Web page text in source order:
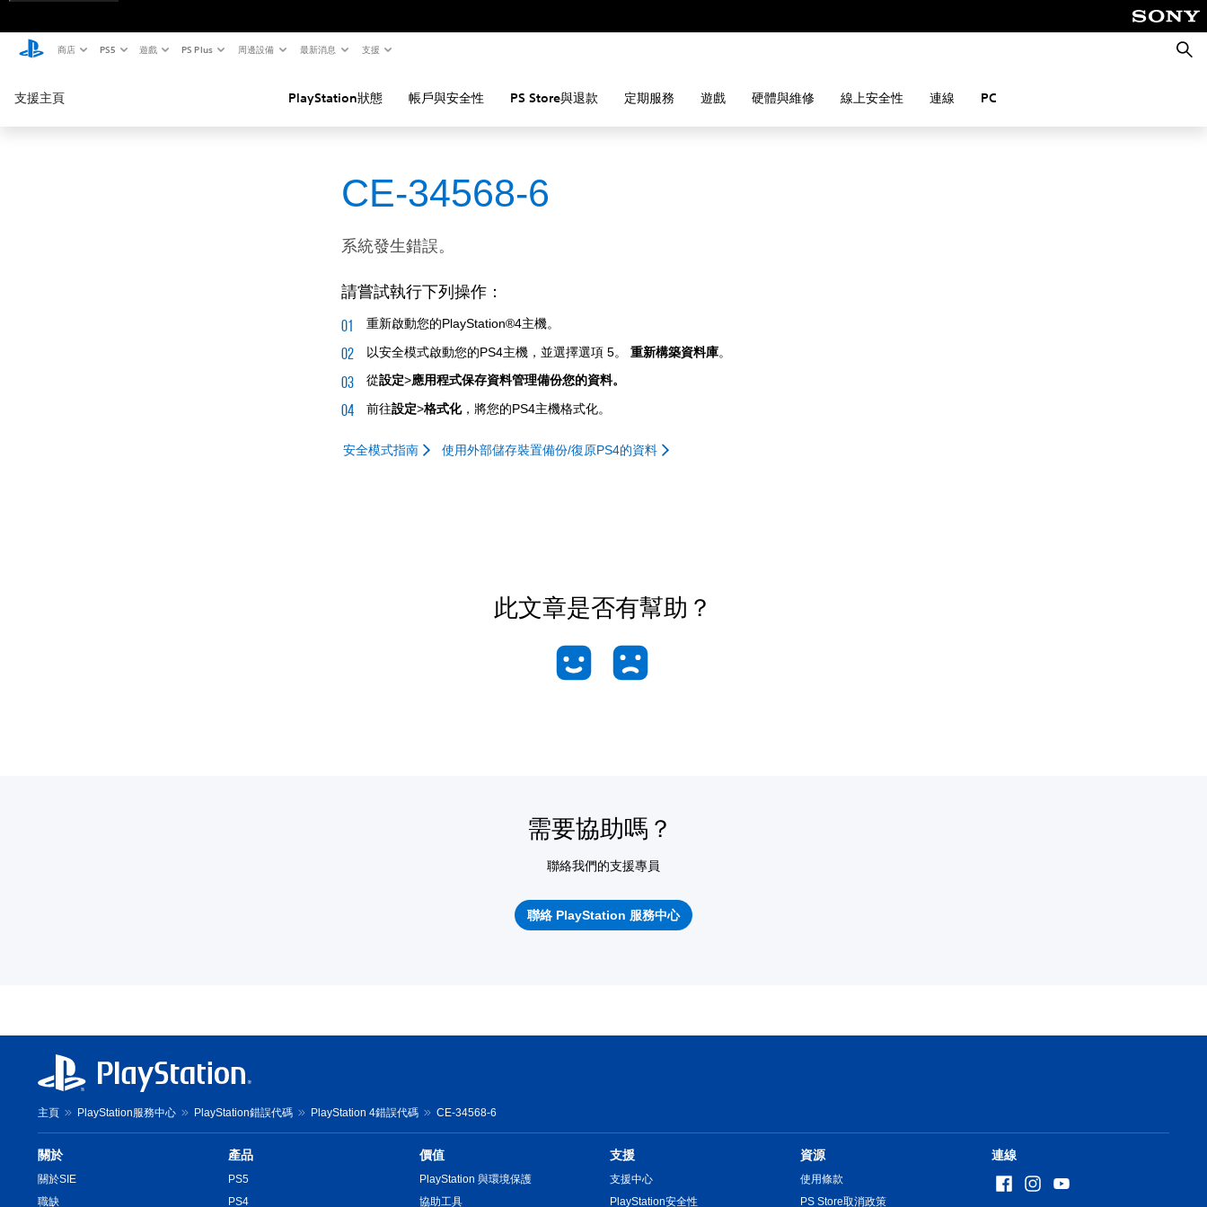
商店 PS5 遊戲 PS Plus 周邊設備 最新消息 支援
搜
尋
支援主頁 PlayStation狀態 帳戶與安全性 PS Store與退款 定期服務 遊戲 硬體與維修 線上安全性 連線 PC
CE-34568-6
系統發生錯誤。
請嘗試執行下列操作：
重新啟動您的PlayStation®4主機。
以安全模式啟動您的PS4主機，並選擇選項 5。
重新構築資料庫。
從設定>應用程式保存資料管理備份您的資料。
前往設定>格式化，將您的PS4主機格式化。
安全模式指南 使用外部儲存裝置備份/復原PS4的資料
此文章是否有幫助？
需要協助嗎？
聯絡我們的支援專員
聯絡 PlayStation 服務中心
主頁 PlayStation服務中心 PlayStation錯誤代碼 PlayStation 4錯誤代碼 CE-34568-6
關於
關於SIE
職缺
產品
PS5
PS4
價值
PlayStation 與環境保護
協助工具
支援
支援中心
PlayStation安全性
資源
使用條款
PS Store取消政策
連線